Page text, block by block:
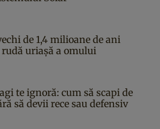
de 1,4 milioane de ani
rudă uriașă a omului
te ignoră: cum să scapi de
să devii rece sau defensiv